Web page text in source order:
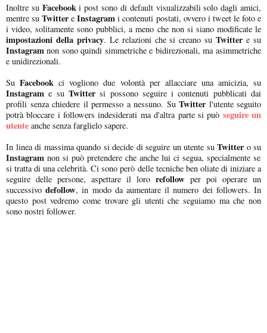
Inoltre suFacebooki post sono di default visualizzabili solo dagli amici,
mentre suTwittere Instagram i contenuti postati, ovvero i tweet le foto e
i video, solitamente sono pubblici, a meno che non si siano modificate le
impostazioni della privacy. Le relazioni che si creano suTwittere su
Instagram non sono quindi simmetriche e bidirezionali, ma asimmetriche
e unidirezionali.
Su Facebook ci vogliono due volontà per allacciare una amicizia, su
Instagram e su Twittersi possono seguire i contenuti pubblicati dai
profili senza chiedere il permesso a nessuno. Su Twitterl'utente seguito
potrà bloccare i followers indesiderati ma d'altra parte si può seguire un
utente anche senza farglielo sapere.
In linea di massima quando si decide di seguire un utente suTwittero su
Instagram non si può pretendere che anche lui ci segua, specialmente se
si tratta di una celebrità. Ci sono però delle tecniche ben oliate di iniziare a
seguire delle persone, aspettare il loro refollow per poi operare un
successivodefollow, in modo da aumentare il numero dei followers. In
questo post vedremo come trovare gli utenti che seguiamo ma che non
sono nostri follower.